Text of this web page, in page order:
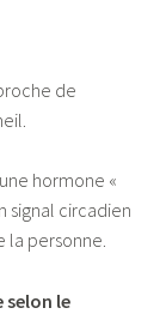
de
hormone «
signal circadien
la personne.
selon le